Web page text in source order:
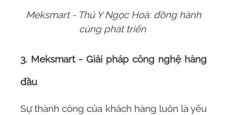
Meksmart - Thú Y Ngọc Hoà: đồng hành
cùng phát triển
3. Meksmart - Giải pháp công nghệ hàng
đầu
Sự thành công của khách hàng luôn là yếu